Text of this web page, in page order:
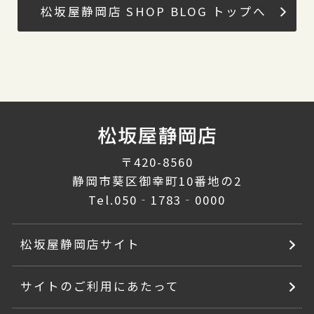
松坂屋静岡店 SHOP BLOG トップへ
〒420-8560
静岡市葵区御幸町10番地の2
Tel.050‐1783‐0000
松坂屋静岡店サイト
サイトのご利用にあたって